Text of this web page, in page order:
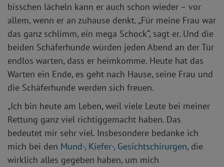
bisschen lächeln kann er auch schon wieder – vor
allem, wenn er an zuhause denkt. „Für meine Frau war
das ganz schlimm, ein mega Schock“, sagt er. Und die
beiden Schäferhunde würden jeden Abend an der Tür
endlos warten, dass er heimkomme. Heute hat das
Warten ein Ende, es geht nach Hause, seine Frau und
die Schäferhunde werden sich freuen.
„Ich bin heute am Leben, weil viele Leute bei meiner
Rettung ganz viel richtiggemacht haben. Das
bedeutet mir sehr viel. Insbesondere bedanke ich
mich bei den Mund-, Kiefer-, Gesichtschirurgen, die
wirklich alles gegeben haben, um mich